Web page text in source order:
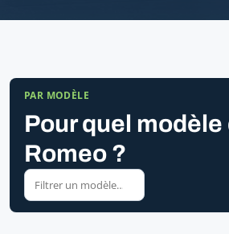
PAR MODÈLE
Pour quel modèle
Romeo ?